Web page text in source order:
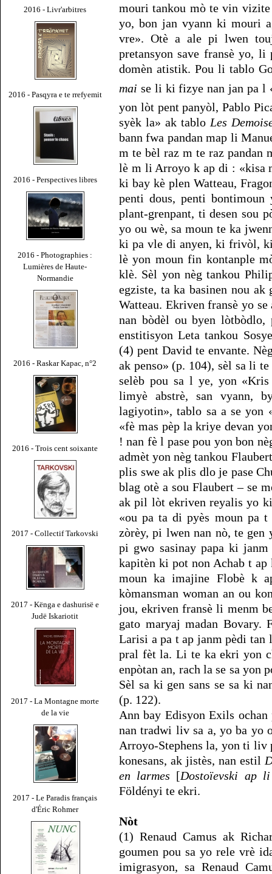
2016 - Livr'arbitres
2016 - Pasqyra e te rrefyemit
2016 - Perspectives libres
2016 - Photographies :
Lumières de Haute-
Normandie
2016 - Raskar Kapac, n°2
2016 - Trois cent soixante
2017 - Collectif Tarkovski
2017 - Kënga e dashurisë e
Judë Iskariotit
2017 - La Montagne morte
de la vie
2017 - Le Paradis français
d'Éric Rohmer
mouri tankou mò te vin
yo, bon jan vyann ki mouri
vre». Otè a ale pi lwen
pretansyon save fransè yo, li
domèn atistik. Pou li tablo
mai se li ki fizye nan jan pa l
yon lòt pent panyòl, Pablo
syèk la» ak tablo Les
bann fwa pandan map li
m te bèl raz m te raz
lè m li Arroyo k ap di : «kisa
ki bay kè plen Watteau,
penti dous, penti
plant-grenpant, ti desen sou
yo ou wè, sa moun te ka
ki pa vle di anyen, ki frivòl,
lè yon moun fin kontanple
klè. Sèl yon nèg tankou
egziste, ta ka basinen nou ak
Watteau. Ekriven fransè yo
nan bòdèl ou byen lòtbòdlo,
enstitisyon Leta tankou
(4) pent David te envante.
ak penso» (p. 104), sèl sa li
selèb pou sa l ye, yon
limyè abstrè, san vyann,
lagiyotin», tablo sa a se
«fè mas pèp la kriye devan
! nan fè l pase pou yon bon
admèt yon nèg tankou
plis swe ak plis dlo je pase
blag otè a sou Flaubert – se
ak pil lòt ekriven reyalis yo
«ou pa ta di pyès moun pa
zòrèy, pi lwen nan nò, te gen
pi gwo sasinay papa ki
kapitèn ki pot non Achab t
moun ka imajine Flobè k
kòmansman woman an ou
jou, ekriven fransè li menm
gato maryaj madan Bovary.
Larisi a pa t ap janm pèdi
pral fèt la. Li te ka ekri yon
enpòtan an, rach la se sa yon
Sèl sa ki gen sans se sa ki
(p. 122).
Ann bay Edisyon Exils
nan tradwi liv sa a, yo ba yo
Arroyo-Stephens la, yon ti liv
konesans, ak jistès, nan estil
en larmes [Dostoïevski ap
Földényi te ekri.
Nòt
(1) Renaud Camus ak
goumen pou sa yo rele vrè
imigrasyon, sa Renaud